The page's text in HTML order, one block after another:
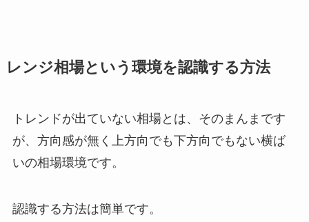
レンジ相場という環境を認識する方法
トレンドが出ていない相場とは、そのまんまです
が、方向感が無く上方向でも下方向でもない横ば
いの相場環境です。
認識する方法は簡単です。